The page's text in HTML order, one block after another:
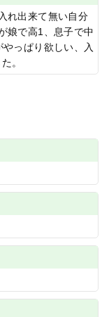
れ出来て無い自分
娘で高1、息子で中
っぱり欲しい、入
。